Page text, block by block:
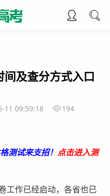
及查分方式入口
11 09:59:18
194
测试来支招！ 点击进入测
作已经启动，各省也已